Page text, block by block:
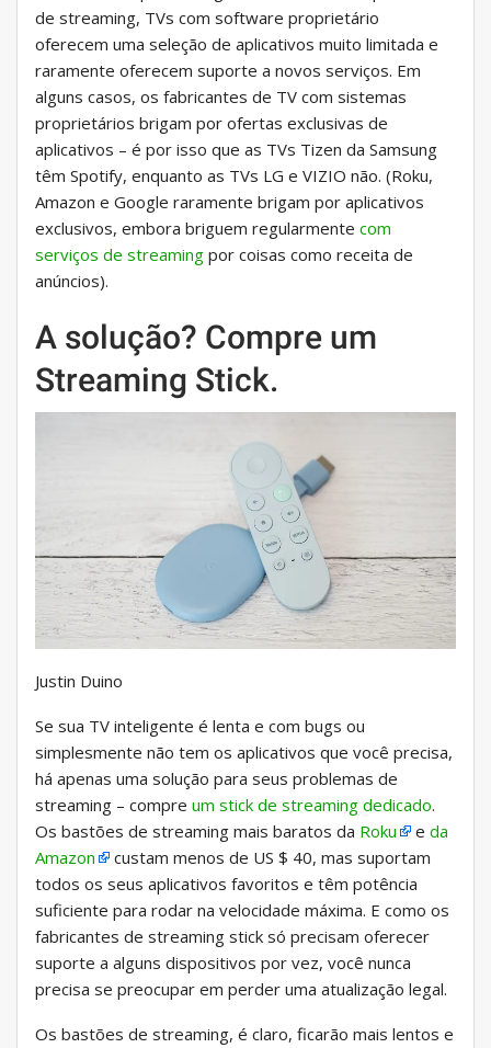
de streaming, TVs com software proprietário
oferecem uma seleção de aplicativos muito limitada e
raramente oferecem suporte a novos serviços. Em
alguns casos, os fabricantes de TV com sistemas
proprietários brigam por ofertas exclusivas de
aplicativos – é por isso que as TVs Tizen da Samsung
têm Spotify, enquanto as TVs LG e VIZIO não. (Roku,
Amazon e Google raramente brigam por aplicativos
exclusivos, embora briguem regularmente com
serviços de streaming por coisas como receita de
anúncios).
A solução? Compre um
Streaming Stick.
Justin Duino
Se sua TV inteligente é lenta e com bugs ou
simplesmente não tem os aplicativos que você precisa,
há apenas uma solução para seus problemas de
streaming – compre um stick de streaming dedicado.
Os bastões de streaming mais baratos da Roku e da
Amazon
custam menos de US $ 40, mas suportam
todos os seus aplicativos favoritos e têm potência
suficiente para rodar na velocidade máxima. E como os
fabricantes de streaming stick só precisam oferecer
suporte a alguns dispositivos por vez, você nunca
precisa se preocupar em perder uma atualização legal.
Os bastões de streaming, é claro, ficarão mais lentos e